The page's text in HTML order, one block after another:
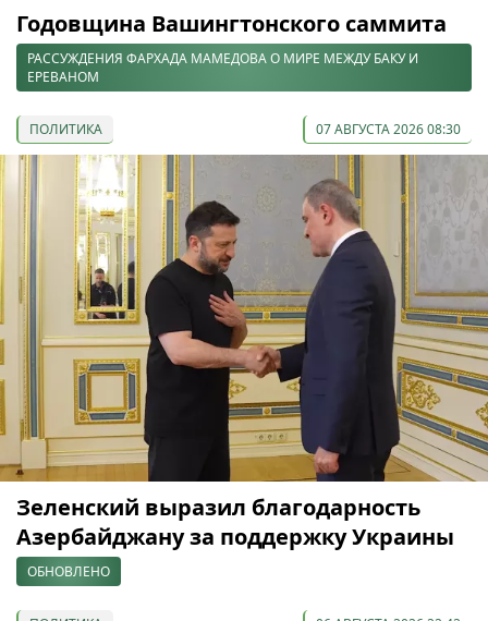
Годовщина Вашингтонского саммита
РАССУЖДЕНИЯ ФАРХАДА МАМЕДОВА О МИРЕ МЕЖДУ БАКУ И
ЕРЕВАНОМ
ПОЛИТИКА 07 АВГУСТА 2026 08:30
Зеленский выразил благодарность
Азербайджану за поддержку Украины
ОБНОВЛЕНО